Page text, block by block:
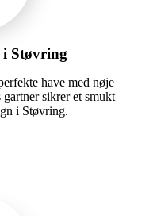
Støvring
have med nøje
sikrer et smukt
i Støvring.